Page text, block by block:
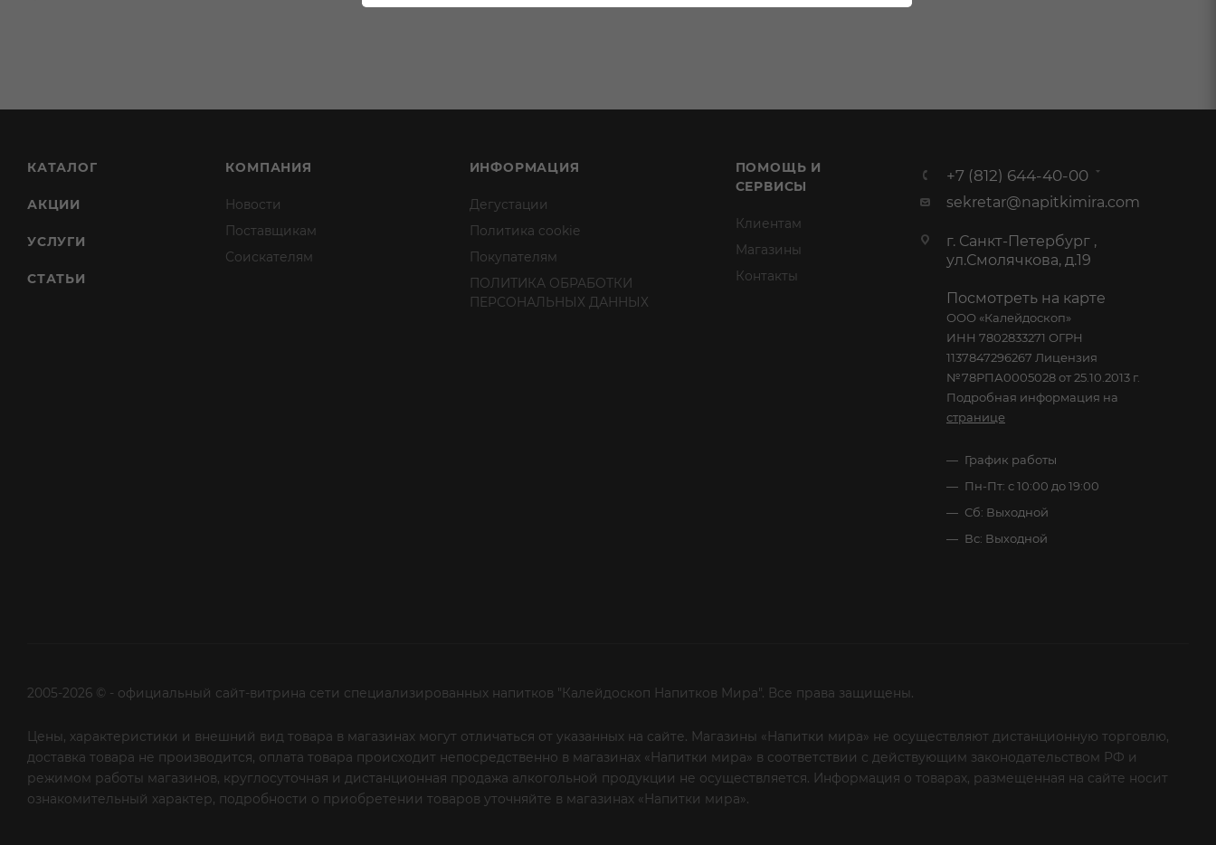
КАТАЛОГ
АКЦИИ
УСЛУГИ
СТАТЬИ
КОМПАНИЯ
Новости
Поставщикам
Соискателям
ИНФОРМАЦИЯ
Дегустации
Политика cookie
Покупателям
ПОЛИТИКА ОБРАБОТКИ
ПЕРСОНАЛЬНЫХ ДАННЫХ
ПОМОЩЬ И
СЕРВИСЫ
Клиентам
Магазины
Контакты
+7 (812) 644-40-00
sekretar@napitkimira.com
г. Санкт-Петербург ,
ул.Смолячкова, д.19
Посмотреть на карте
ООО «Калейдоскоп»
ИНН 7802833271 ОГРН
1137847296267 Лицензия
№78РПА0005028 от 25.10.2013 г.
Подробная информация на
странице
График работы
Пн-Пт: с 10:00 до 19:00
Сб: Выходной
Вс: Выходной
2005-2026 © - официальный сайт-витрина сети специализированных напитков "Калейдоскоп Напитков Мира". Все права защищены.
Цены, характеристики и внешний вид товара в магазинах могут отличаться от указанных на сайте. Магазины «Напитки мира» не осуществляют дистанционную торговлю,
доставка товара не производится, оплата товара происходит непосредственно в магазинах «Напитки мира» в соответствии с действующим законодательством РФ и
режимом работы магазинов, круглосуточная и дистанционная продажа алкогольной продукции не осуществляется. Информация о товарах, размещенная на сайте носит
ознакомительный характер, подробности о приобретении товаров уточняйте в магазинах «Напитки мира».